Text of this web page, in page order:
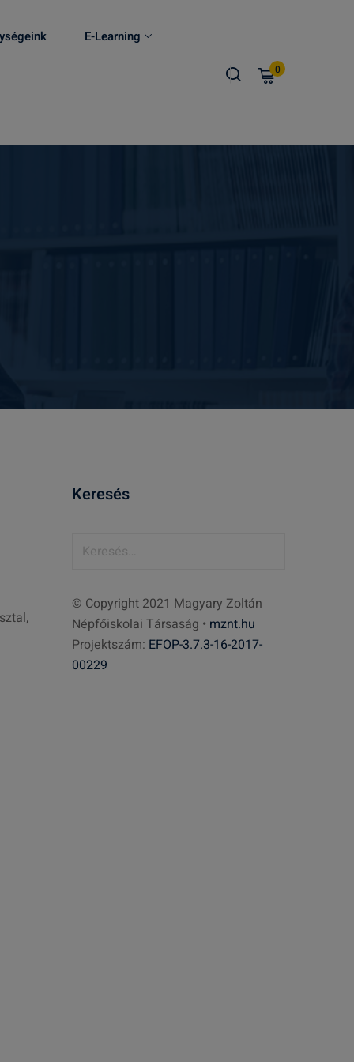
E-Learning
0
Keresés
e
s
é
s
© Copyright 2021 Magyary Zoltán
Népfőiskolai Társaság • mznt.hu
Projektszám: EFOP-3.7.3-16-2017-
00229